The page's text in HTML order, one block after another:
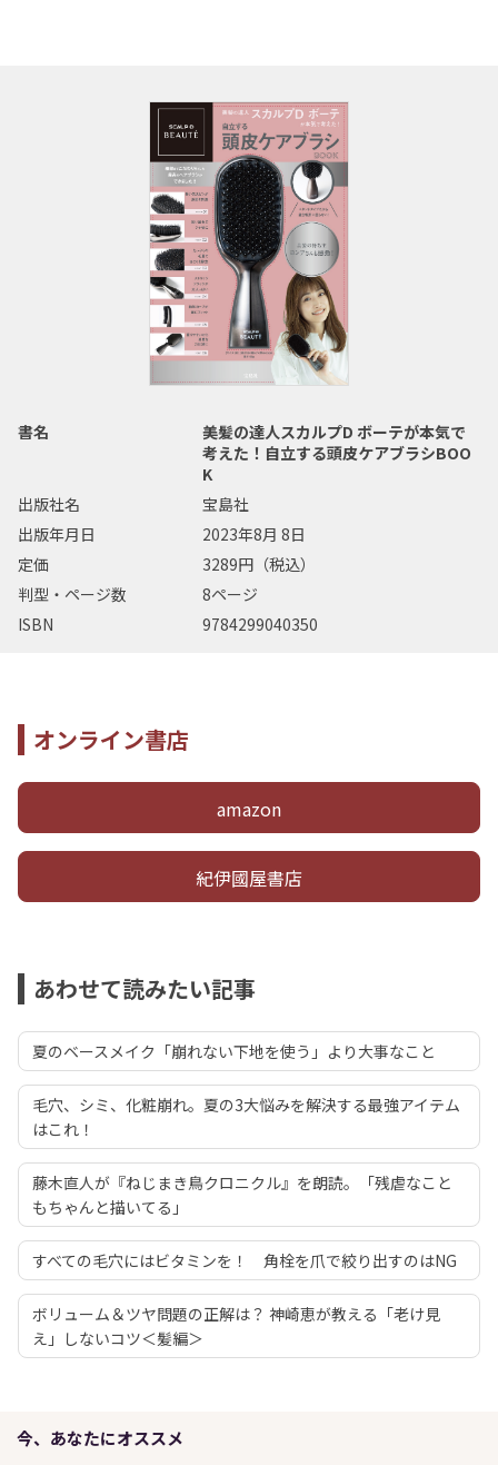
書名
美髪の達人スカルプD ボーテが本気で
考えた！自立する頭皮ケアブラシBOO
K
出版社名
宝島社
出版年月日
2023年8月 8日
定価
3289円（税込）
判型・ページ数
8ページ
ISBN
9784299040350
オンライン書店
amazon
紀伊國屋書店
あわせて読みたい記事
夏のベースメイク「崩れない下地を使う」より大事なこと
毛穴、シミ、化粧崩れ。夏の3大悩みを解決する最強アイテム
はこれ！
藤木直人が『ねじまき鳥クロニクル』を朗読。「残虐なこと
もちゃんと描いてる」
すべての毛穴にはビタミンを！ 角栓を爪で絞り出すのはNG
ボリューム＆ツヤ問題の正解は？ 神崎恵が教える「老け見
え」しないコツ＜髪編＞
今、あなたにオススメ